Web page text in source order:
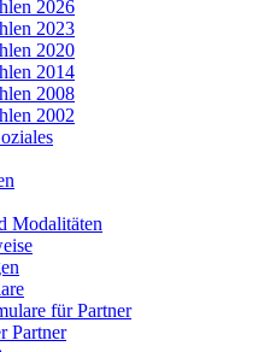
2026
2023
2020
2014
2008
2002
Modalitäten
für Partner
Partner